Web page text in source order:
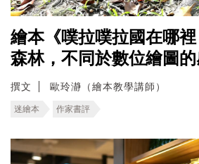
繪本《噗拉噗拉國在哪
森林，不同於數位繪圖
撰文 歐玲瀞（繪本教學講師）
迷繪本 作家書評